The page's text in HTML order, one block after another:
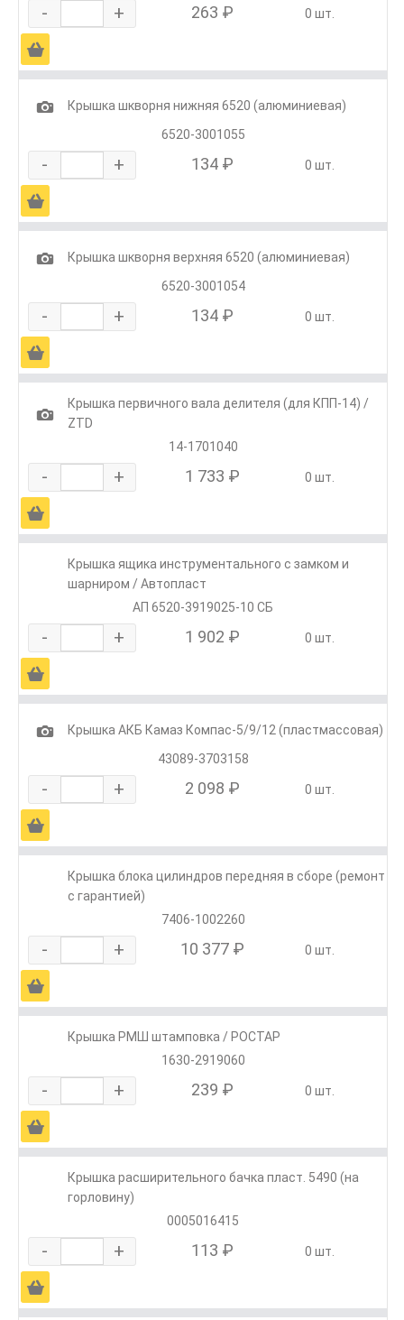
- + 263 ₽ 0 шт.
Ä
1
Крышка шкворня нижняя 6520 (алюминиевая)
6520-3001055
- + 134 ₽ 0 шт.
Ä
1
Крышка шкворня верхняя 6520 (алюминиевая)
6520-3001054
- + 134 ₽ 0 шт.
Ä
1
Крышка первичного вала делителя (для КПП-14) /
ZTD
14-1701040
- + 1 733 ₽ 0 шт.
Ä
Крышка ящика инструментального с замком и
шарниром / Автопласт
АП 6520-3919025-10 СБ
- + 1 902 ₽ 0 шт.
Ä
1
Крышка АКБ Камаз Компас-5/9/12 (пластмассовая)
43089-3703158
- + 2 098 ₽ 0 шт.
Ä
Крышка блока цилиндров передняя в сборе (ремонт
с гарантией)
7406-1002260
- + 10 377 ₽ 0 шт.
Ä
Крышка РМШ штамповка / РОСТАР
1630-2919060
- + 239 ₽ 0 шт.
Ä
Крышка расширительного бачка пласт. 5490 (на
горловину)
0005016415
- + 113 ₽ 0 шт.
Ä